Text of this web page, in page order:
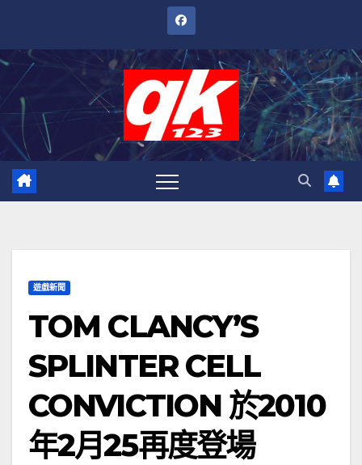
內
遊戲新聞
TOM CLANCY’S
SPLINTER CELL
CONVICTION 於2010
年2月25再度登場